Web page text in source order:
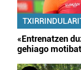
«Entrenatzen
gehiago